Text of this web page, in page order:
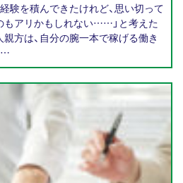
験を積んできたけれど、思い切って
もアリかもしれない……」と考えた
方は、自分の腕一本で稼げる働き